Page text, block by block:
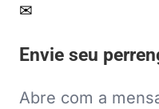
✉
Envie seu
Abre com a